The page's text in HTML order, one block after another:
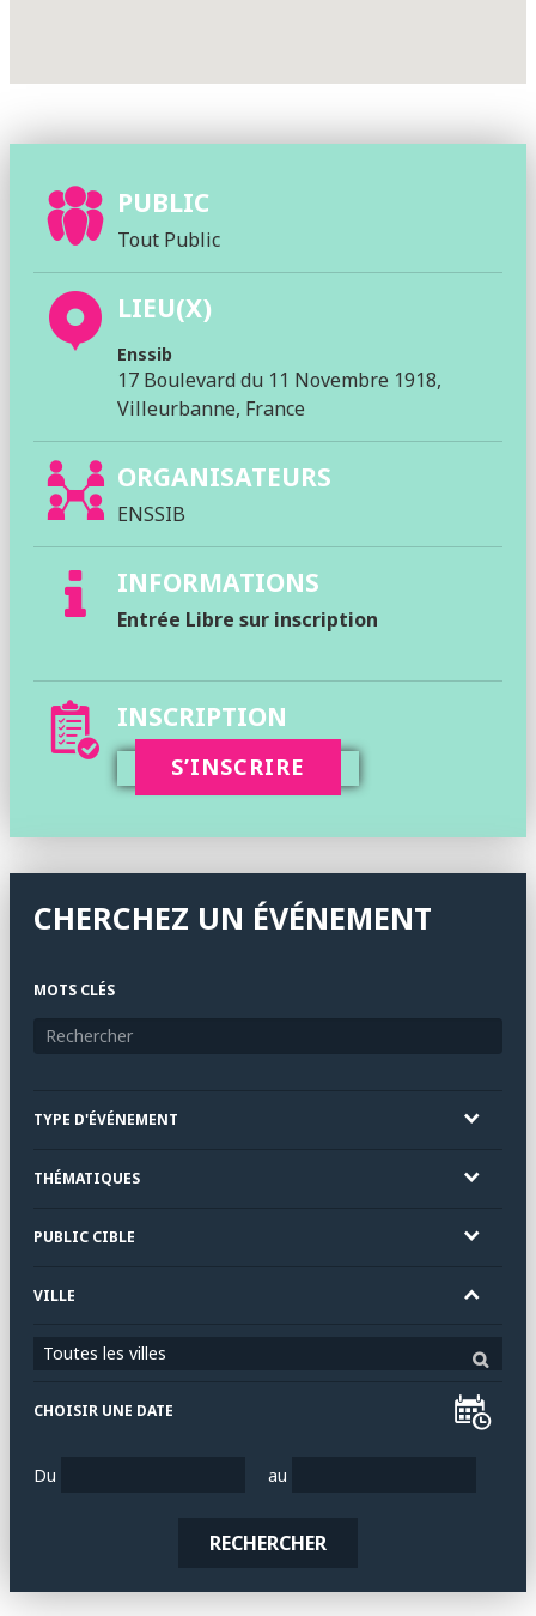
PUBLIC
Tout Public
LIEU(X)
Enssib
17 Boulevard du 11 Novembre 1918,
Villeurbanne, France
ORGANISATEURS
ENSSIB
INFORMATIONS
Entrée Libre sur inscription
INSCRIPTION
S’INSCRIRE
CHERCHEZ UN ÉVÉNEMENT
MOTS CLÉS
TYPE D'ÉVÉNEMENT
THÉMATIQUES
PUBLIC CIBLE
VILLE
Toutes les villes
CHOISIR UNE DATE
Du au
RECHERCHER